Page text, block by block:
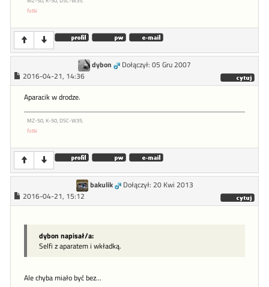
fotki
dybon
Dołączył: 05 Gru 2007
2016-04-21, 14:36
Aparacik w drodze.
MZ-50, K-50, DSC-W35.
fotki
bakulik
Dołączył: 20 Kwi 2013
2016-04-21, 15:12
dybon napisał/a:
Selfi z aparatem i wkładką.
Ale chyba miało być bez…